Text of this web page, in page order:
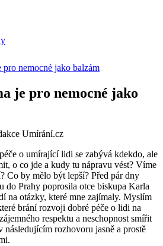
nemocné jako balzám
je pro nemocné jako
Umírání.cz
o umírající lidi se zabývá kdekdo, ale
o co jde a kudy tu nápravu vést? Víme
Co by mělo být lepší? Před pár dny
do Prahy poprosila otce biskupa Karla
na otázky, které mne zajímaly. Myslím
brání rozvoji dobré péče o lidi na
respektu a neschopnost smířit
následujícím rozhovoru jasně a prostě